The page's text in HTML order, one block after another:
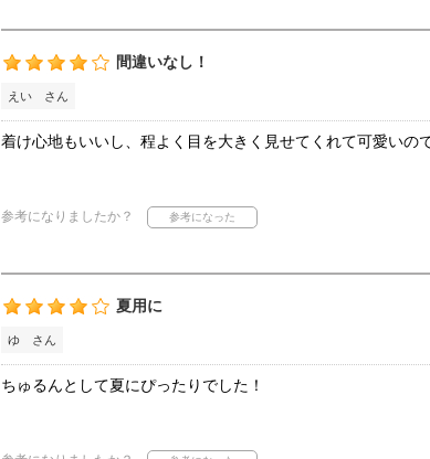
間違いなし！
えい さん
着け心地もいいし、程よく目を大きく見せてくれて可愛いの
参考になりましたか？
夏用に
ゆ さん
ちゅるんとして夏にぴったりでした！